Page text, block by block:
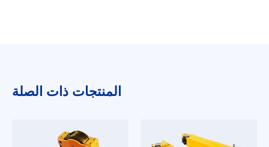
المنتجات ذات الصلة